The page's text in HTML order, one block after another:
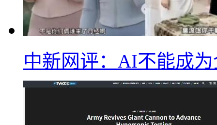
中新网评：AI不能成